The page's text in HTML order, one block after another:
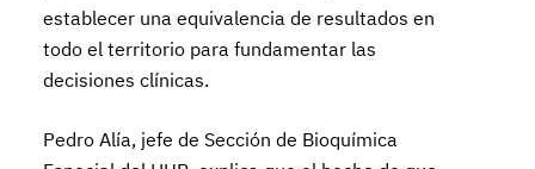
establecer una equivalencia de resultados en
todo el territorio para fundamentar las
decisiones clínicas.
Pedro Alía, jefe de Sección de Bioquímica